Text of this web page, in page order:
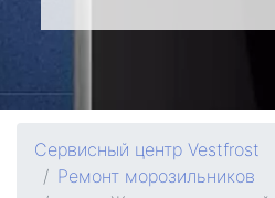
Сервисный центр Vestfrost
Ремонт морозильников